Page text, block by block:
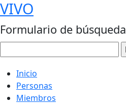
VIVO
Formulario de búsqueda
Inicio
Personas
Miembros